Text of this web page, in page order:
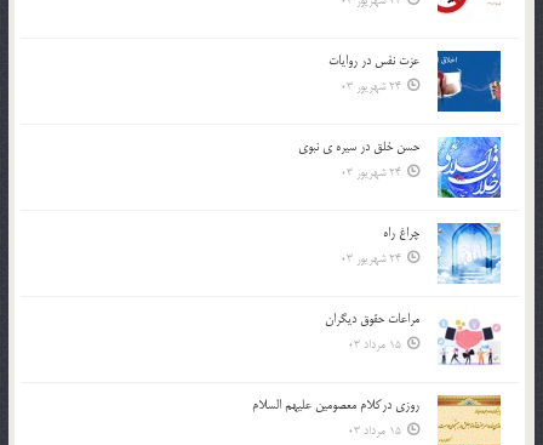
عزت نفس در روايات
24 شهریور 03
حسن خلق در سيره ي نبوي
24 شهریور 03
چراغ راه
24 شهریور 03
مراعات حقوق ديگران
15 مرداد 03
روزي دركلام معصومين عليهم السلام
15 مرداد 03